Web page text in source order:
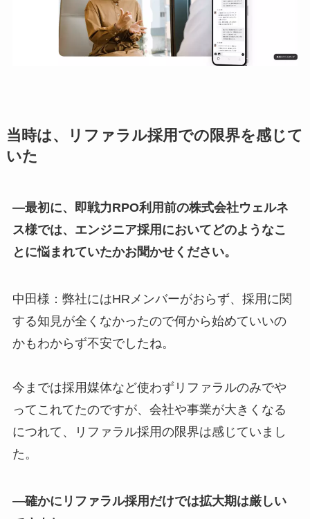
当時は、リファラル採用での限界を感じて
いた
―最初に、即戦力RPO利用前の株式会社ウェルネ
ス様では、エンジニア採用においてどのようなこ
とに悩まれていたかお聞かせください。
中田様：弊社にはHRメンバーがおらず、採用に関
する知見が全くなかったので何から始めていいの
かもわからず不安でしたね。
今までは採用媒体など使わずリファラルのみでや
ってこれてたのですが、会社や事業が大きくなる
につれて、リファラル採用の限界は感じていまし
た。
―確かにリファラル採用だけでは拡大期は厳しい